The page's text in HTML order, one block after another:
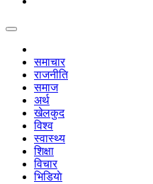
समाचार
राजनीति
समाज
अर्थ
खेलकुद
विश्व
स्वास्थ्य
शिक्षा
विचार
भिडियाे